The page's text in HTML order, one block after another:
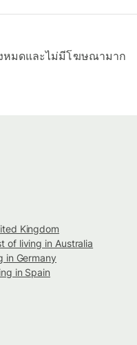
หมดและไม่มีโฆษณามาก
Kingdom
of living in Australia
in Germany
in Spain